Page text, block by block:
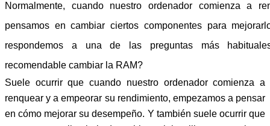
Normalmente, cuando nuestro ordenador comienza a
pensamos en cambiar ciertos componentes para
respondemos a una de las preguntas más
recomendable cambiar la RAM?
Suele ocurrir que cuando nuestro ordenador comienza a
renquear y a empeorar su rendimiento, empezamos a pensar
en cómo mejorar su desempeño. Y también suele ocurrir que